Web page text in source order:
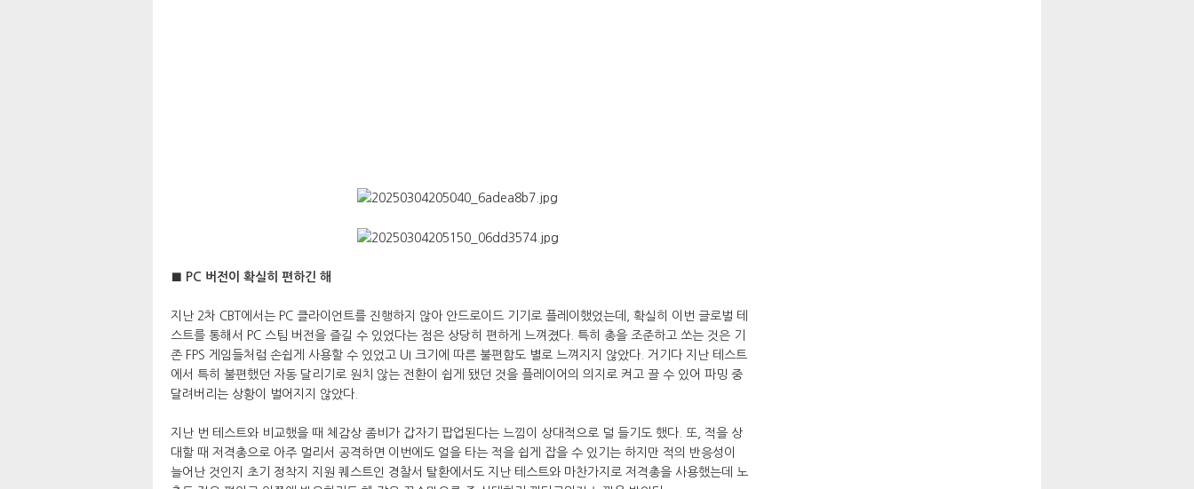
■ PC 버전이 확실히 편하긴 해
지난 2차 CBT에서는 PC 클라이언트를 진행하지 않아 안드로이드 기기로 플레이했었는데, 확실히 이번 글로벌 테
스트를 통해서 PC 스팀 버전을 즐길 수 있었다는 점은 상당히 편하게 느껴졌다. 특히 총을 조준하고 쏘는 것은 기
존 FPS 게임들처럼 손쉽게 사용할 수 있었고 UI 크기에 따른 불편함도 별로 느껴지지 않았다. 거기다 지난 테스트
에서 특히 불편했던 자동 달리기로 원치 않는 전환이 쉽게 됐던 것을 플레이어의 의지로 켜고 끌 수 있어 파밍 중
달려버리는 상황이 벌어지지 않았다.
지난 번 테스트와 비교했을 때 체감상 좀비가 갑자기 팝업된다는 느낌이 상대적으로 덜 들기도 했다. 또, 적을 상
대할 때 저격총으로 아주 멀리서 공격하면 이번에도 얼을 타는 적을 쉽게 잡을 수 있기는 하지만 적의 반응성이
늘어난 것인지 초기 정착지 지원 퀘스트인 경찰서 탈환에서도 지난 테스트와 마찬가지로 저격총을 사용했는데 노